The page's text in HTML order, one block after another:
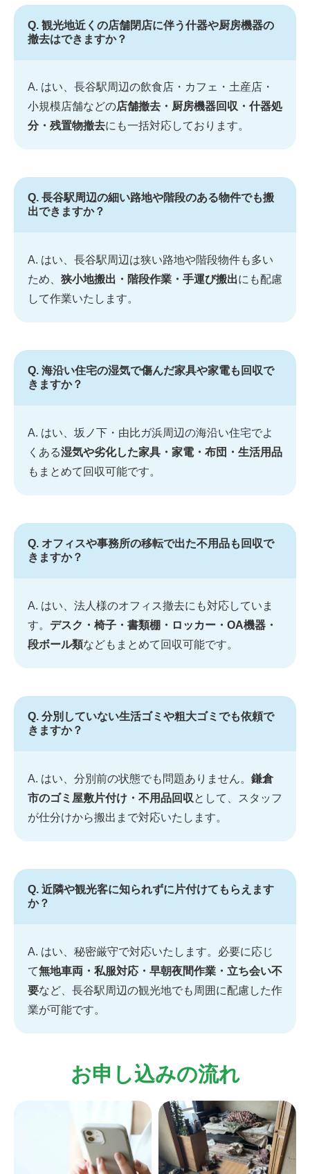
Q. 観光地近くの店舗閉店に伴う什器や厨房機器の
撤去はできますか？
A. はい、長谷駅周辺の飲食店・カフェ・土産店・
小規模店舗などの店舗撤去・厨房機器回収・什器処
分・残置物撤去にも一括対応しております。
Q. 長谷駅周辺の細い路地や階段のある物件でも搬
出できますか？
A. はい、長谷駅周辺は狭い路地や階段物件も多い
ため、 狭小地搬出・階段作業・手運び搬出にも配慮
して作業いたします。
Q. 海沿い住宅の湿気で傷んだ家具や家電も回収で
きますか？
A. はい、坂ノ下・由比ガ浜周辺の海沿い住宅でよ
くある湿気や劣化した家具・家電・布団・生活用品
もまとめて回収可能です。
Q. オフィスや事務所の移転で出た不用品も回収で
きますか？
A. はい、法人様のオフィス撤去にも対応していま
す。 デスク・椅子・書類棚・ロッカー・OA機器・
段ボール類などもまとめて回収可能です。
Q. 分別していない生活ゴミや粗大ゴミでも依頼で
きますか？
A. はい、分別前の状態でも問題ありません。 鎌倉
市のゴミ屋敷片付け・不用品回収 として、スタッフ
が仕分けから搬出まで対応いたします。
Q. 近隣や観光客に知られずに片付けてもらえます
か？
A. はい、秘密厳守で対応いたします。必要に応じ
て無地車両・私服対応・早朝夜間作業・立ち会い不
要など、長谷駅周辺の観光地でも周囲に配慮した作
業が可能です。
お申し込みの流れ